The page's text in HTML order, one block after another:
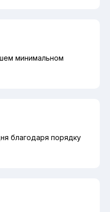
минимальном
благодаря порядку